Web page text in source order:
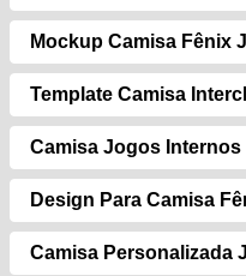
Mockup Camisa Fênix
Template Camisa
Camisa Jogos Internos
Design Para Camisa
Camisa Personalizada